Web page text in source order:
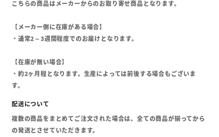
こちらの商品はメーカーからのお取り寄せ商品となります。
【メーカー側に在庫がある場合】
・通常2～3週間程度でのお届けとなります。
【在庫が無い場合】
・約2ヶ月程となります。生産によっては前後する場合もございま
す。
複数の商品をまとめてご注文された場合は、全ての商品が揃ってから
の発送とさせていただきます。